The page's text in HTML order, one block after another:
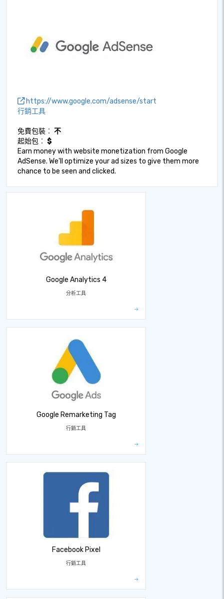
https://www.google.com/adsense/start
行銷工具
免費包裝︰ 不
起始包︰ $
Earn money with website monetization from Google
AdSense. We'll optimize your ad sizes to give them more
chance to be seen and clicked.
Google Analytics 4
分析工具
Google Remarketing Tag
行銷工具
Facebook Pixel
行銷工具